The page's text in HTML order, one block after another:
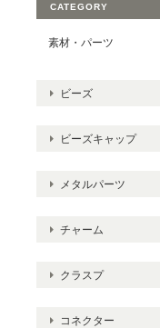
CATEGORY
素材・パーツ
ビーズ
ビーズキャップ
メタルパーツ
チャーム
クラスプ
コネクター